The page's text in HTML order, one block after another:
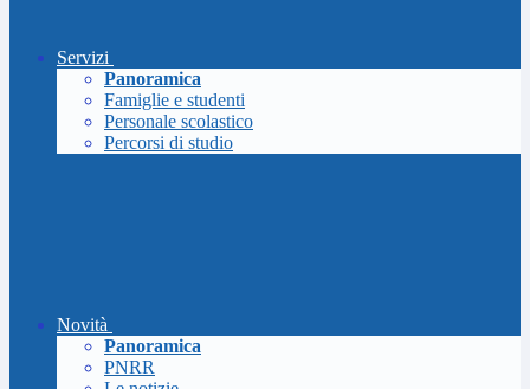
Servizi
Panoramica
Famiglie e studenti
Personale scolastico
Percorsi di studio
Novità
Panoramica
PNRR